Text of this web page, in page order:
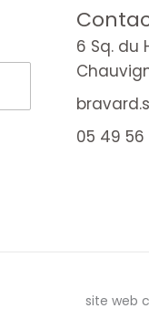
6 Sq. du
05 49
site web